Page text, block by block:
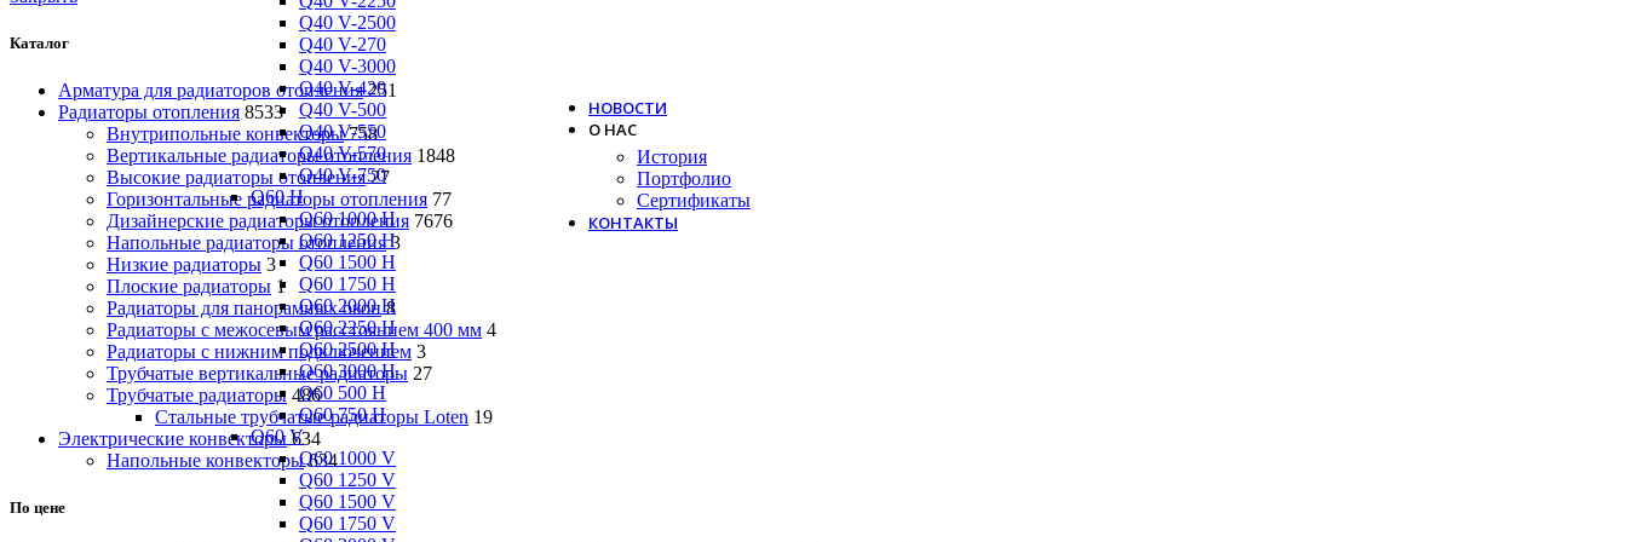
Q40 V-2500
Q40 V-270
Q40 V-3000
Q40 V-420
Q40 V-500
Q40 V-550
Q40 V-570
Q40 V-750
Q60 H
Q60 1000 H
Q60 1250 H
Q60 1500 H
Q60 1750 H
Q60 2000 H
Q60 2250 H
Q60 2500 H
Q60 3000 H
Q60 500 H
Q60 750 H
Q60 V
Q60 1000 V
Q60 1250 V
Q60 1500 V
Q60 1750 V
НОВОСТИ
О НАС
История
Портфолио
Сертификаты
КОНТАКТЫ
Каталог
Арматура для радиаторов отопления 251
Радиаторы отопления 8533
Внутрипольные конвекторы 758
Вертикальные радиаторы отопления 1848
Высокие радиаторы отопления 27
Горизонтальные радиаторы отопления 77
Дизайнерские радиаторы отопления 7676
Напольные радиаторы отопления 3
Низкие радиаторы 3
Плоские радиаторы 1
Радиаторы для панорамных окон 8
Радиаторы с межосевым расстоянием 400 мм 4
Радиаторы с нижним подключением 3
Трубчатые вертикальные радиаторы 27
Трубчатые радиаторы 486
Cтальные трубчатые радиаторы Loten 19
Электрические конвекторы 634
Напольные конвекторы 634
По цене